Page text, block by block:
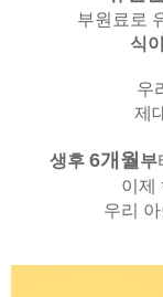
부원료로
식
우
제
생후 6개월 부
이제
우리